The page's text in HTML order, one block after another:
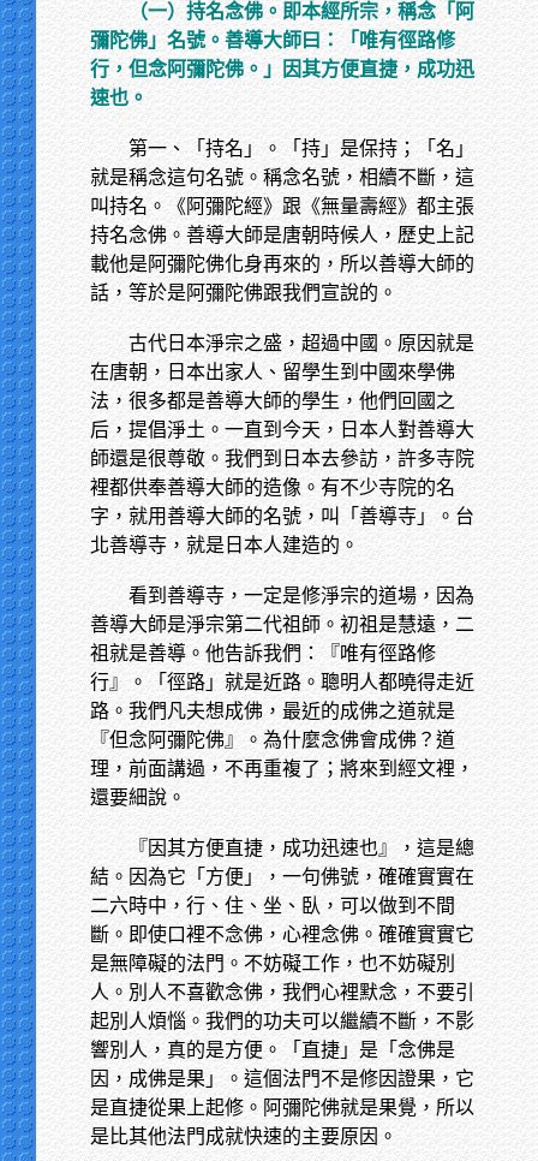
（一）持名念佛。即本經所宗，稱念「阿
彌陀佛」名號。善導大師曰：「唯有徑路修
行，但念阿彌陀佛。」因其方便直捷，成功迅
速也。
第一、「持名」。「持」是保持；「名」
就是稱念這句名號。稱念名號，相續不斷，這
叫持名。《阿彌陀經》跟《無量壽經》都主張
持名念佛。善導大師是唐朝時候人，歷史上記
載他是阿彌陀佛化身再來的，所以善導大師的
話，等於是阿彌陀佛跟我們宣說的。
古代日本淨宗之盛，超過中國。原因就是
在唐朝，日本出家人、留學生到中國來學佛
法，很多都是善導大師的學生，他們回國之
后，提倡淨土。一直到今天，日本人對善導大
師還是很尊敬。我們到日本去參訪，許多寺院
裡都供奉善導大師的造像。有不少寺院的名
字，就用善導大師的名號，叫「善導寺」。台
北善導寺，就是日本人建造的。
看到善導寺，一定是修淨宗的道場，因為
善導大師是淨宗第二代祖師。初祖是慧遠，二
祖就是善導。他告訴我們：『唯有徑路修
行』。「徑路」就是近路。聰明人都曉得走近
路。我們凡夫想成佛，最近的成佛之道就是
『但念阿彌陀佛』。為什麼念佛會成佛？道
理，前面講過，不再重複了；將來到經文裡，
還要細說。
『因其方便直捷，成功迅速也』，這是總
結。因為它「方便」，一句佛號，確確實實在
二六時中，行、住、坐、臥，可以做到不間
斷。即使口裡不念佛，心裡念佛。確確實實它
是無障礙的法門。不妨礙工作，也不妨礙別
人。別人不喜歡念佛，我們心裡默念，不要引
起別人煩惱。我們的功夫可以繼續不斷，不影
響別人，真的是方便。「直捷」是「念佛是
因，成佛是果」。這個法門不是修因證果，它
是直捷從果上起修。阿彌陀佛就是果覺，所以
是比其他法門成就快速的主要原因。